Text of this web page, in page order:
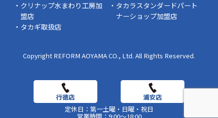
クリナップ水まわり工房加
盟店
タカラスタンダードパート
ナーショップ加盟店
タカギ取扱店
Copyright REFORM AOYAMA CO., Ltd. All Rights Reserved.
定休日：第一土曜・日曜・祝日
営業時間：9:00～18:00